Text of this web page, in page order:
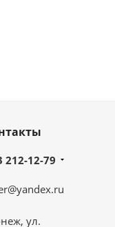
212-12-79
ул.